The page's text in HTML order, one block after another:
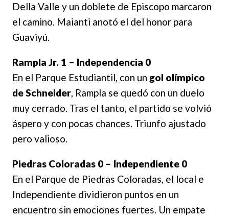
Della Valle y un doblete de Episcopo marcaron
el camino. Maianti anotó el del honor para
Guaviyú.
Rampla Jr. 1 – Independencia 0
En el Parque Estudiantil, con un gol olímpico
de Schneider, Rampla se quedó con un duelo
muy cerrado. Tras el tanto, el partido se volvió
áspero y con pocas chances. Triunfo ajustado
pero valioso.
Piedras Coloradas 0 – Independiente 0
En el Parque de Piedras Coloradas, el local e
Independiente dividieron puntos en un
encuentro sin emociones fuertes. Un empate